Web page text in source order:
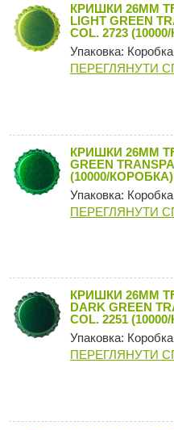
КРИШКИ 26MM
LIGHT GREEN
COL. 2723
Упаковка: Коробка
ПЕРЕГЛЯНУТИ
КРИШКИ 26MM
GREEN
(10000/КОРОБКА)
Упаковка: Коробка
ПЕРЕГЛЯНУТИ
КРИШКИ 26MM
DARK GREEN
COL. 2251
Упаковка: Коробка
ПЕРЕГЛЯНУТИ